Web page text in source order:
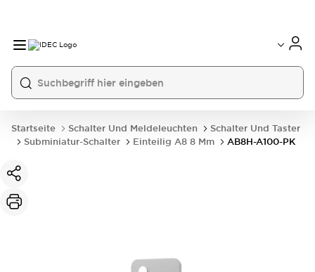
Startseite Schalter Und Meldeleuchten
Schalter Und Taster
Subminiatur-Schalter
Einteilig A8 8 Mm AB8H-A100-PK